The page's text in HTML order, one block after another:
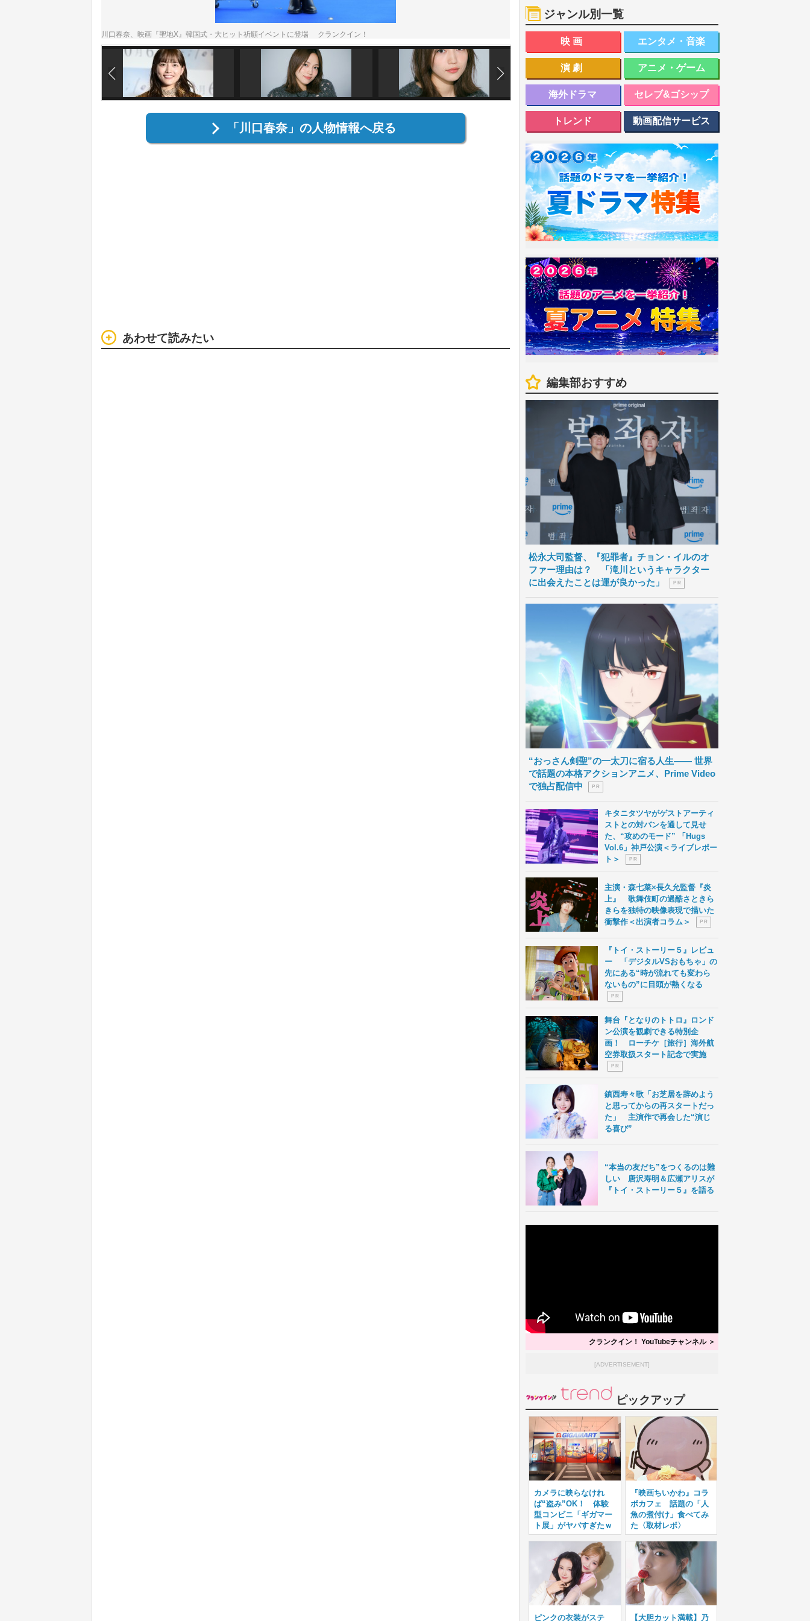
川口春奈、映画『聖地X』韓国式・大ヒット祈願イベントに登場 クランクイン！
「川口春奈」の人物情報へ戻る
あわせて読みたい
ジャンル別一覧
映画 エンタメ・音楽
演劇 アニメ・ゲーム
海外ドラマ セレブ&ゴシップ
トレンド 動画配信サービス
編集部おすすめ
松永大司監督、『犯罪者』チョン・イルのオ
ファー理由は？ 「滝川というキャラクター
に出会えたことは運が良かった」
P R
“おっさん剣聖”の一太刀に宿る人生―― 世界
で話題の本格アクションアニメ、Prime Video
で独占配信中
P R
キタニタツヤがゲストアーティ
ストとの対バンを通して見せ
た、“攻めのモード” 「Hugs
Vol.6」神戸公演＜ライブレポー
ト＞
P R
主演・森七菜×長久允監督『炎
上』 歌舞伎町の過酷さときら
きらを独特の映像表現で描いた
衝撃作＜出演者コラム＞
P R
『トイ・ストーリー５』レビュ
ー 「デジタルVSおもちゃ」の
先にある“時が流れても変わら
ないもの”に目頭が熱くなる
P R
舞台『となりのトトロ』ロンド
ン公演を観劇できる特別企
画！ ローチケ［旅行］海外航
空券取扱スタート記念で実施
P R
鎮西寿々歌「お芝居を辞めよう
と思ってからの再スタートだっ
た」 主演作で再会した“演じ
る喜び”
“本当の友だち”をつくるのは難
しい 唐沢寿明＆広瀬アリスが
『トイ・ストーリー５』を語る
クランクイン！ YouTubeチャンネル ＞
[ADVERTISEMENT]
ピックアップ
カメラに映らなけれ
ば“盗み”OK！ 体験
型コンビニ「ギガマー
ト展」がヤバすぎたｗ
『映画ちいかわ』コラ
ボカフェ 話題の「人
魚の煮付け」食べてみ
た〈取材レポ〉
ピンクの衣装がステ 【大胆カット満載】乃